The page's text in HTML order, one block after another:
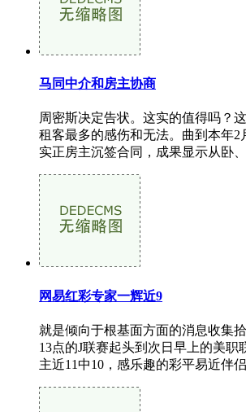
马同中介和房主协商
周密斯决定告状。这实的值得吗？
租客最多的感伤和无法。曲到本年2
实正房主沉签合同，成果显示从卧
网易红彩专家一辉近9
就是倾向于根基面方面的消息收集
13点的J联赛起头到次日早上的美职
主近11中10，感乐趣的彩平易近伴